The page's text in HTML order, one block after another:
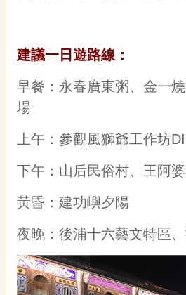
建議一日遊路線：
早餐：永春廣東粥、金一
場
上午：參觀風獅爺工作坊
下午：山后民俗村、王阿
黃昏：建功嶼夕陽
夜晚：後浦十六藝文特區